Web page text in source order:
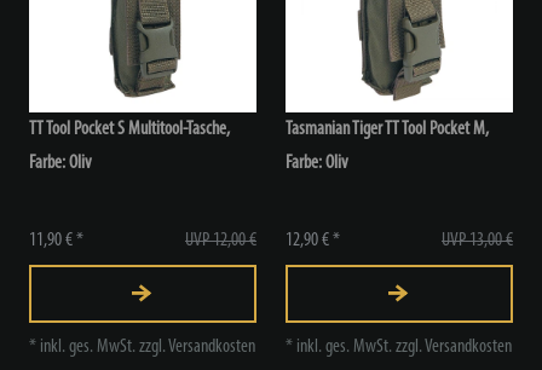
TT Tool Pocket S Multitool-Tasche,
Farbe: Oliv
UVP 12,00 €
11,90 € *
* inkl. ges. MwSt. zzgl.Versandkosten
Tasmanian Tiger TT Tool Pocket M,
Farbe: Oliv
UVP 13,00 €
12,90 € *
* inkl. ges. MwSt. zzgl.Versandkosten